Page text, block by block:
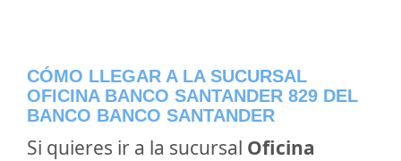
CÓMO LLEGAR A LA SUCURSAL
OFICINA BANCO SANTANDER 829 DEL
BANCO BANCO SANTANDER
Si quieres ir a la sucursal Oficina